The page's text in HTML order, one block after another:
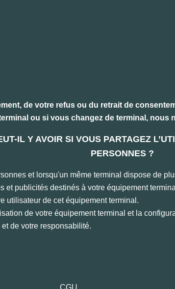
de votre refus ou du retrait de
ou si vous changez de terminal, nous
IL Y AVOIR SI VOUS PARTAGEZ
PERSONNES ?
et lorsqu'un même terminal dispose de
et publicités destinés à votre équipement
utilisateur de cet équipement terminal.
de votre équipement terminal et la
de votre responsabilité.
CGU